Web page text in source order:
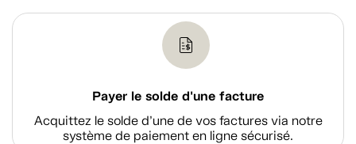
Payer le solde d'une facture
Acquittez le solde d’une de vos factures via notre
système de paiement en ligne sécurisé.